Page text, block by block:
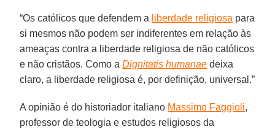
“Os católicos que defendem a liberdade religiosa para
si mesmos não podem ser indiferentes em relação às
ameaças contra a liberdade religiosa de não católicos
e não cristãos. Como aDignitatis humanae deixa
claro, a liberdade religiosa é, por definição, universal.”
A opinião é do historiador italiano Massimo Faggioli,
professor de teologia e estudos religiosos da